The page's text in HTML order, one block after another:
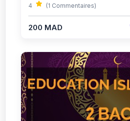
4 (1 Commentaires)
200 MAD